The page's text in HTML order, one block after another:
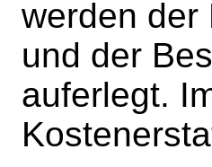
werden der
und der
auferlegt.